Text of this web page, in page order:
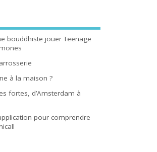
bouddhiste jouer Teenage
à la maison ?
fortes, d’Amsterdam à
pour comprendre